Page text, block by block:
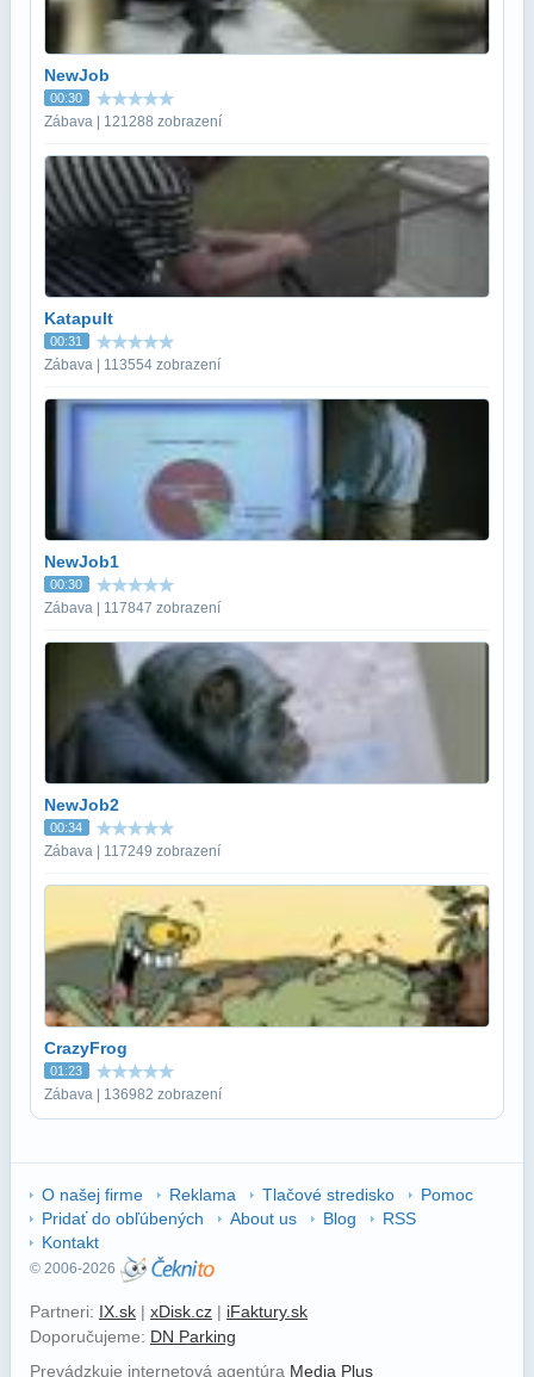
NewJob
00:30
Zábava | 121288 zobrazení
Katapult
00:31
Zábava | 113554 zobrazení
NewJob1
00:30
Zábava | 117847 zobrazení
NewJob2
00:34
Zábava | 117249 zobrazení
CrazyFrog
01:23
Zábava | 136982 zobrazení
O našej firme Reklama Tlačové stredisko
Pomoc
Pridať do obľúbených
About us Blog
RSS
Kontakt
© 2006-2026
Partneri: IX.sk | xDisk.cz | iFaktury.sk
Doporučujeme: DN Parking
Prevádzkuje internetová agentúra Media Plus